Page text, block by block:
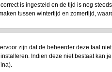
is ingesteld en de tijd is nog
tussen wintertijd en zomertijd,
zijn dat de beheerder deze taal
Indien deze niet bestaat kan